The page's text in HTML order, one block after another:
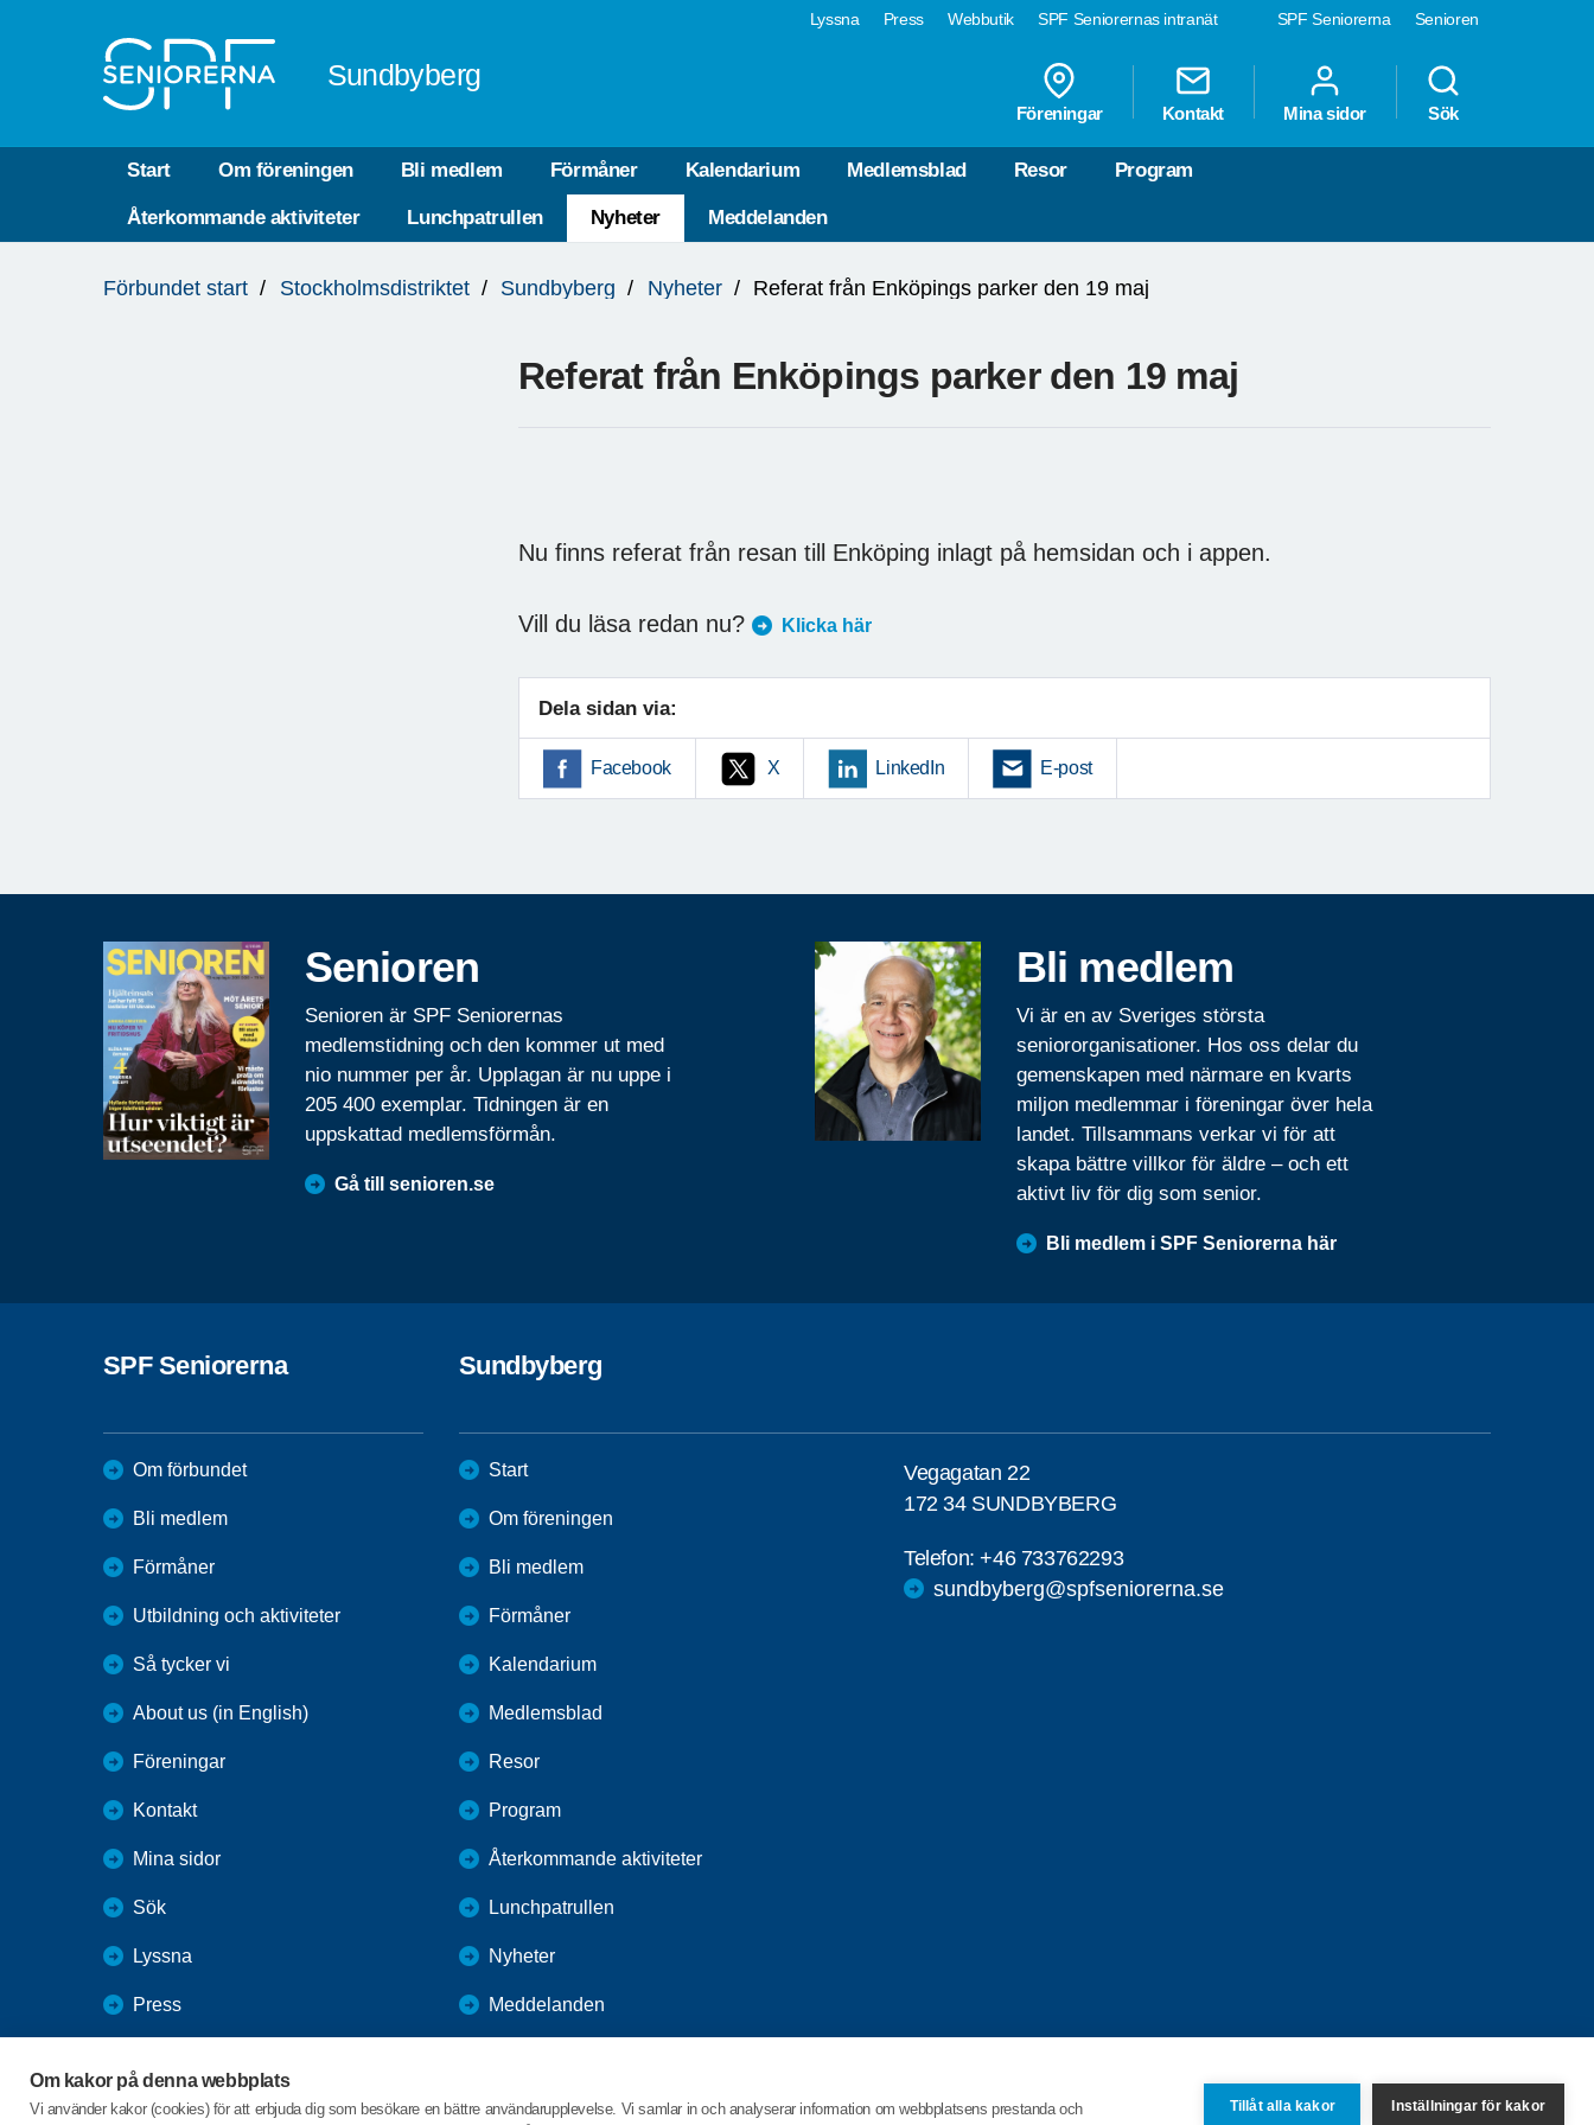
Om kakor på denna webbplats
Vi använder kakor (cookies) för att erbjuda dig som besökare en bättre användarupplevelse. Vi samlar in och analyserar information om webbplatsens prestanda och
Tillåt alla kakor Inställningar för kakor
SPF Seniorerna Senioren
Lyssna Press Webbutik SPF Seniorernas intranät
Sundbyberg
Föreningar Kontakt Mina sidor Sök
Start Om föreningen Bli medlem Förmåner Kalendarium Medlemsblad Resor Program
Återkommande aktiviteter Lunchpatrullen Nyheter Meddelanden
är
Förbundet start Stockholmsdistriktet Sundbyberg Nyheter Referat från Enköpings parker den 19 maj
Referat från Enköpings parker den 19 maj
Nu finns referat från resan till Enköping inlagt på hemsidan och i appen.
Vill du läsa redan nu? Klicka här
Dela sidan via:
Facebook X LinkedIn E-post
Senioren
Senioren är SPF Seniorernas
medlemstidning och den kommer ut med
nio nummer per år. Upplagan är nu uppe i
205 400 exemplar. Tidningen är en
uppskattad medlemsförmån.
Gå till senioren.se
Bli medlem
Vi är en av Sveriges största
seniororganisationer. Hos oss delar du
gemenskapen med närmare en kvarts
miljon medlemmar i föreningar över hela
landet. Tillsammans verkar vi för att
skapa bättre villkor för äldre – och ett
aktivt liv för dig som senior.
Bli medlem i SPF Seniorerna här
SPF Seniorerna
Om förbundet
Bli medlem
Förmåner
Utbildning och aktiviteter
Så tycker vi
About us (in English)
Föreningar
Kontakt
Mina sidor
Sök
Lyssna
Press
SPF Seniorernas intranät
Sundbyberg
Start
Om föreningen
Bli medlem
Förmåner
Kalendarium
Medlemsblad
Resor
Program
Återkommande aktiviteter
Lunchpatrullen
Nyheter
Meddelanden
Vegagatan 22
172 34 SUNDBYBERG
Telefon:+46 733762293
sundbyberg@spfseniorerna.se